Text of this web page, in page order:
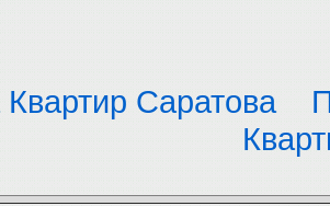
Саратова